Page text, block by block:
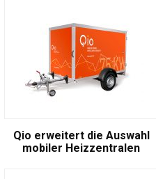
Qio erweitert die Auswahl
mobiler Heizzentralen